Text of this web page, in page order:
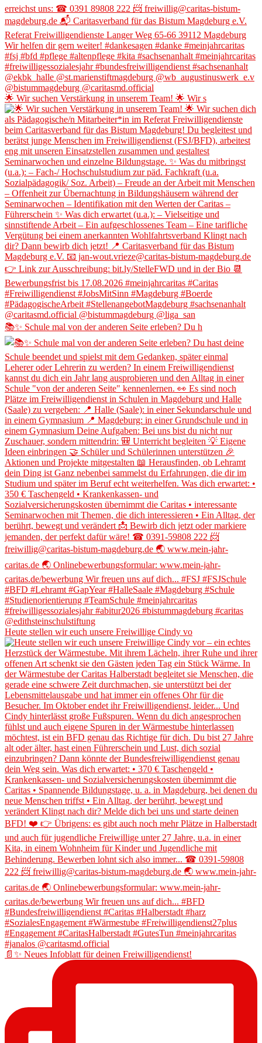
🌟 Wir suchen Verstärkung in unserem Team! 🌟 Wir s
📚✨ Schule mal von der anderen Seite erleben? Du h
Heute stellen wir euch unsere Freiwillige Cindy vo
📄✨ Neues Infoblatt für deinen Freiwilligendienst!